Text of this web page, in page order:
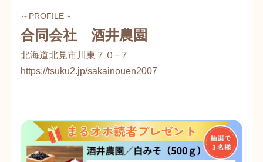
～PROFILE～
合同会社 酒井農園
北海道北見市川東７０−７
https://tsuku2.jp/sakainouen2007